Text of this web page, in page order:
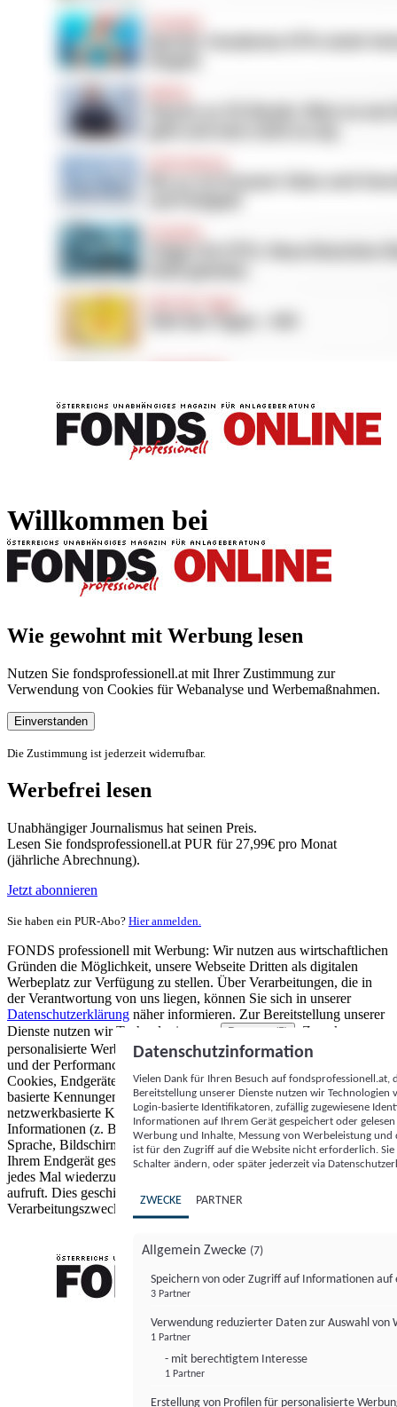
Willkommen bei
Wie gewohnt mit Werbung lesen
Nutzen Sie fondsprofessionell.at mit Ihrer Zustimmung zur
Verwendung von Cookies für Webanalyse und Werbemaßnahmen.
Einverstanden
Die Zustimmung ist jederzeit widerrufbar.
Werbefrei lesen
Unabhängiger Journalismus hat seinen Preis.
Lesen Sie fondsprofessionell.at PUR für 27,99€ pro Monat
(jährliche Abrechnung).
Jetzt abonnieren
Sie haben ein PUR-Abo? Hier anmelden.
FONDS professionell mit Werbung: Wir nutzen aus wirtschaftlichen
Gründen die Möglichkeit, unsere Webseite Dritten als digitalen
Werbeplatz zur Verfügung zu stellen. Über Verarbeitungen, die in
der Verantwortung von uns liegen, können Sie sich in unserer
Datenschutzerklärung näher informieren. Zur Bereitstellung unserer
Dienste nutzen wir Technologien von
Partnern (5)
. Zwecke:
personalisierte Werbung und Inhalte, Messung von Werbeleistung
und der Performance von Inhalten sowie Zielgruppenforschung.
Cookies, Endgeräte- oder ähnliche Online-Kennungen (z. B. login-
basierte Kennungen, zufällig generierte Kennungen,
netzwerkbasierte Kennungen) können zusammen mit anderen
Informationen (z. B. Browsertyp und Browserinformationen,
Sprache, Bildschirmgröße, unterstützte Technologien usw.) auf
Ihrem Endgerät gespeichert oder von dort ausgelesen werden, um es
jedes Mal wiederzuerkennen, wenn es eine App oder einer Webseite
aufruft. Dies geschieht für einen oder mehrere der hier aufgeführten
Verarbeitungszwecke.
Datenschutzinformation
Vielen Dank für Ihren Besuch auf
Bereitstellung unserer Dienste nutzen wir Technologien
Login-basierte Identifikatoren, zufällig zugewiesene
Informationen auf Ihrem Gerät gespeichert oder
Werbung und Inhalte, Messung von Werbeleistung
ist für den Zugriff auf die Website nicht erforderlich.
Schalter ändern, oder später jederzeit via
ZWECKE PARTNER
Allgemein Zwecke (7)
Speichern von oder Zugriff auf Informationen auf
3 Partner
Verwendung reduzierter Daten zur Auswahl von
1 Partner
- mit berechtigtem Interesse
1 Partner
Erstellung von Profilen für personalisierte
FONDS professionell